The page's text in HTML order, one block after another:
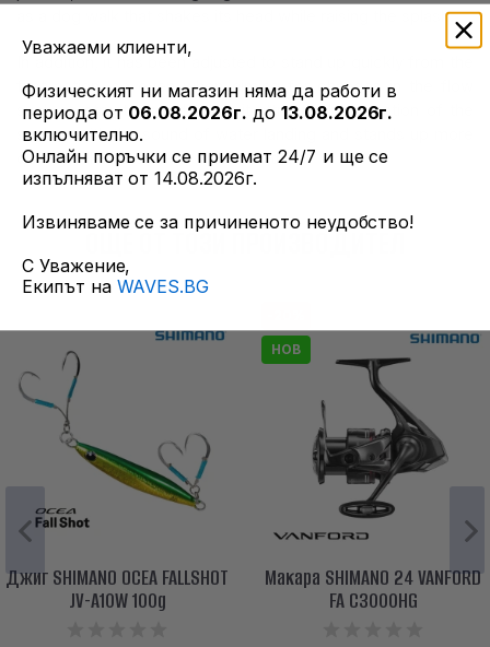
as a dog walk that shakes its head while raising the splash.
In addition, it has been adjusted to stand up quickly from the
first action, so even when aiming for changes in the flow
such as structure and tides, it attracts the attention of the
seabas with the sound of water landing and stands up more
quickly. I'll connect it to the eat with ku.
ОЩЕ ОТ ТОЗИ ПРОИЗВОДИТЕЛ
Джиг SHIMANO OCEA FALLSHOT
JV-A10W 100g
НОВ
Макара SHIMANO 24 VANFORD
FA C3000HG
Уважаеми клиенти,
Физическият ни магазин няма да работи в
периода от 06.08.2026г. до 13.08.2026г.
включително.
Онлайн поръчки се приемат 24/7 и ще се
изпълняват от 14.08.2026г.
Извиняваме се за причиненото неудобство!
С Уважение,
Екипът на WAVES.BG